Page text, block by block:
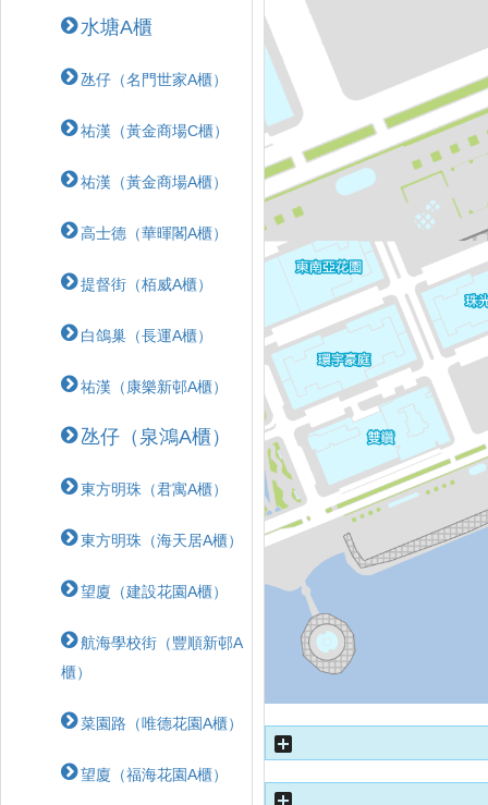
水塘A櫃
氹仔（名門世家A櫃）
祐漢（黃金商場C櫃）
祐漢（黃金商場A櫃）
高士德（華暉閣A櫃）
提督街（栢威A櫃）
白鴿巢（長運A櫃）
祐漢（康樂新邨A櫃）
氹仔（泉鴻A櫃）
東方明珠（君寓A櫃）
東方明珠（海天居A櫃）
望廈（建設花園A櫃）
航海學校街（豐順新邨A
櫃）
菜園路（唯德花園A櫃）
望廈（福海花園A櫃）